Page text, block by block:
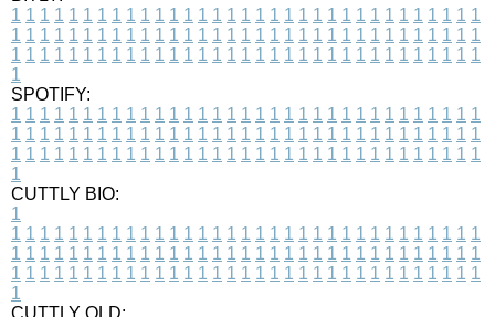
1 1 1 1 1 1 1 1 1 1 1 1 1 1 1 1 1 1 1 1 1 1 1 1 1 1 1 1 1 1 1 1 1
1 1 1 1 1 1 1 1 1 1 1 1 1 1 1 1 1 1 1 1 1 1 1 1 1 1 1 1 1 1 1 1 1
1 1 1 1 1 1 1 1 1 1 1 1 1 1 1 1 1 1 1 1 1 1 1 1 1 1 1 1 1 1 1 1 1
1
SPOTIFY:
1 1 1 1 1 1 1 1 1 1 1 1 1 1 1 1 1 1 1 1 1 1 1 1 1 1 1 1 1 1 1 1 1
1 1 1 1 1 1 1 1 1 1 1 1 1 1 1 1 1 1 1 1 1 1 1 1 1 1 1 1 1 1 1 1 1
1 1 1 1 1 1 1 1 1 1 1 1 1 1 1 1 1 1 1 1 1 1 1 1 1 1 1 1 1 1 1 1 1
1
CUTTLY BIO:
1
1 1 1 1 1 1 1 1 1 1 1 1 1 1 1 1 1 1 1 1 1 1 1 1 1 1 1 1 1 1 1 1 1
1 1 1 1 1 1 1 1 1 1 1 1 1 1 1 1 1 1 1 1 1 1 1 1 1 1 1 1 1 1 1 1 1
1 1 1 1 1 1 1 1 1 1 1 1 1 1 1 1 1 1 1 1 1 1 1 1 1 1 1 1 1 1 1 1 1
1
CUTTLY OLD: